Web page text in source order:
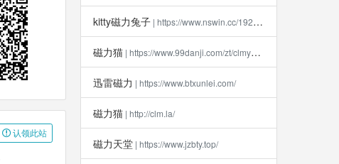
认领此站
kitty磁力兔子 | https://www.nswin.cc/19270.html
磁力猫 | https://www.99danji.com/zt/clmykxz/
迅雷磁力 | https://www.btxunlei.com/
磁力猫 | http://clm.la​/
磁力天堂 | https://www.jzbty.top/